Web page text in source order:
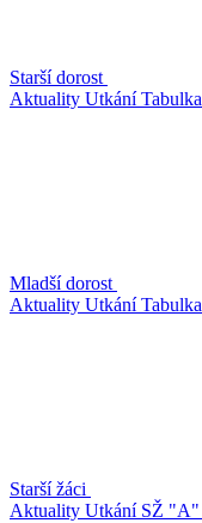
Starší dorost
Aktuality UtkáníTabulka
Mladší dorost
Aktuality UtkáníTabulka
Starší žáci
Aktuality Utkání SŽ "A"